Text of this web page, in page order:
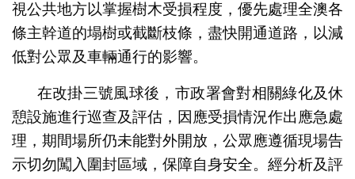
視公共地方以掌握樹木受損程度，優先處理全澳各
條主幹道的塌樹或截斷枝條，盡快開通道路，以減
低對公眾及車輛通行的影響。
在改掛三號風球後，市政署會對相關綠化及休
憩設施進行巡查及評估，因應受損情況作出應急處
理，期間場所仍未能對外開放，公眾應遵循現場告
示切勿闖入圍封區域，保障自身安全。經分析及評